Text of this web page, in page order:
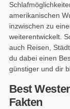
amerikanischen
inzwischen zu
weiterentwickelt.
auch Reisen,
du dabei einen
günstiger und dir
Best
Fakten